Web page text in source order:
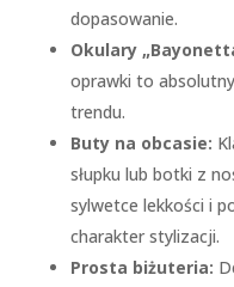
dopasowanie.
Okulary
oprawki to
trendu.
Buty na obcasie:
słupku lub botki z
sylwetce lekkości i
charakter stylizacji.
Prosta biżuteria: